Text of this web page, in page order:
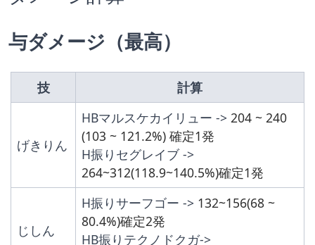
与ダメージ（最高）
技 計算
げきりん
HBマルスケカイリュー -> 204 ~ 240
(103 ~ 121.2%) 確定1発
H振りセグレイブ ->
264~312(118.9~140.5%)確定1発
じしん
H振りサーフゴー -> 132~156(68 ~
80.4%)確定2発
HB振りテクノドクガ->